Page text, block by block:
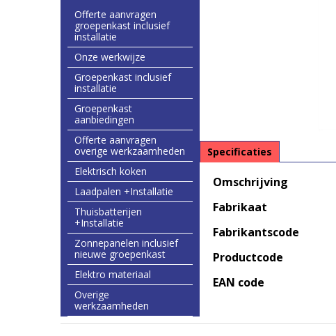
Offerte aanvragen
groepenkast inclusief
installatie
Onze werkwijze
Groepenkast inclusief
installatie
Groepenkast
aanbiedingen
Offerte aanvragen
overige werkzaamheden
Elektrisch koken
Laadpalen +Installatie
Thuisbatterijen
+Installatie
Zonnepanelen inclusief
nieuwe groepenkast
Elektro materiaal
Overige
werkzaamheden
Specificaties
Omschrijving
Fabrikaat
Fabrikantscode
Productcode
EAN code